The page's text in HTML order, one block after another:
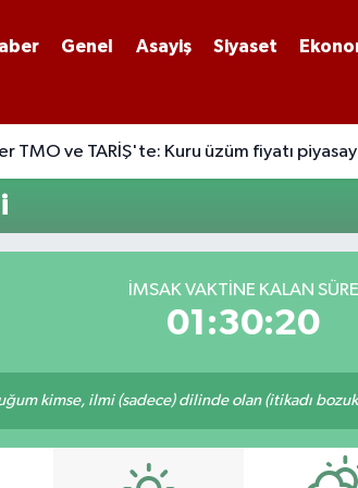
Genel Asayiş Siyaset
TMO ve TARİŞ'te: Kuru üzüm fiyatı
İMSAK VAKTINE KALAN SÜRE
01:30:20
kimse, ilmi (sadece) dilinde olan (itikadı